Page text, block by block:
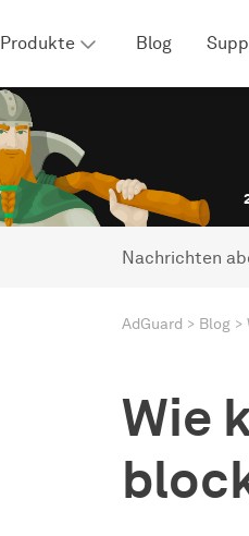
Produkte Blog
Nachrichten
AdGuard Blog
Wie